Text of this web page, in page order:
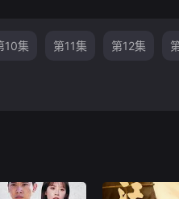
10集 第11集 第12集